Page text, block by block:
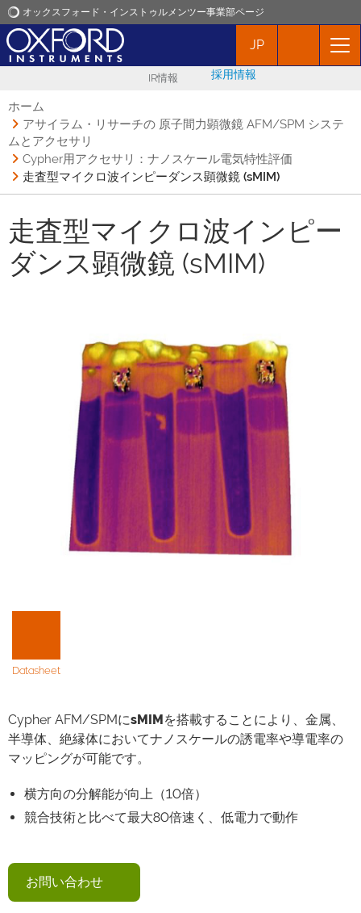
オックスフォード・インストゥルメンツー事業部ページ
オックスフォード・インストゥルメンツ
イベント
JP
IR情報 採用情報
ホーム
アサイラム・リサーチの 原子間力顕微鏡 AFM/SPM システ
ムとアクセサリ
Cypher用アクセサリ：ナノスケール電気特性評価
走査型マイクロ波インピーダンス顕微鏡 (sMIM)
走査型マイクロ波インピー
ダンス顕微鏡 (sMIM)
Datasheet
Cypher AFM/SPMにsMIMを搭載することにより、金属、
半導体、絶縁体においてナノスケールの誘電率や導電率の
マッピングが可能です。
横方向の分解能が向上（10倍）
競合技術と比べて最大80倍速く、低電力で動作
お問い合わせ